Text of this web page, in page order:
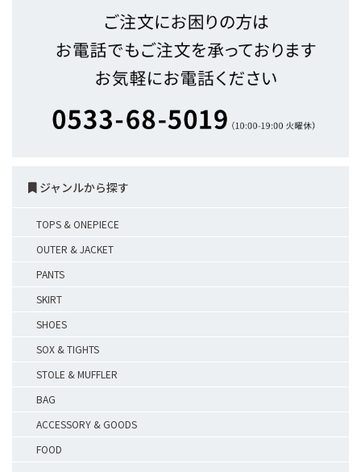
ジャンルから探す
TOPS & ONEPIECE
OUTER & JACKET
PANTS
SKIRT
SHOES
SOX & TIGHTS
STOLE & MUFFLER
BAG
ACCESSORY & GOODS
FOOD